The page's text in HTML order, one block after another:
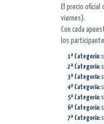
El precio oficial
viernes).
Con cada
los
1ª Categoría:
2ª Categoría:
3ª Categoría:
4ª Categoría:
5ª Categoría:
6ª Categoría:
7ª Categoría: